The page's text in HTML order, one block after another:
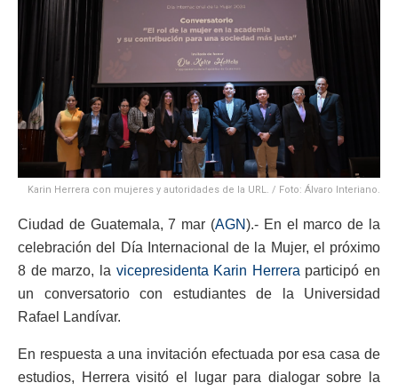
Karin Herrera con mujeres y autoridades de la URL. / Foto: Álvaro Interiano.
Ciudad de Guatemala, 7 mar (AGN).- En el marco de la
celebración del Día Internacional de la Mujer, el próximo
8 de marzo, la vicepresidenta Karin Herrera participó en
un conversatorio con estudiantes de la Universidad
Rafael Landívar.
En respuesta a una invitación efectuada por esa casa de
estudios, Herrera visitó el lugar para dialogar sobre la